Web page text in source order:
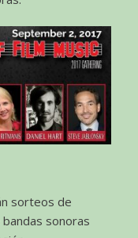
sorteos de
sonoras